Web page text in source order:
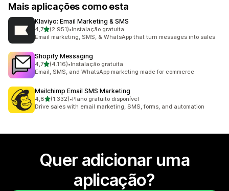
Mais aplicações como esta
Klaviyo: Email Marketing & SMS
4,7de 5 estrelas
(2.951)
2951 total de avaliações
•Instalação gratuita
Email marketing, SMS, & WhatsApp that turn messages into sales
Shopify Messaging
4,7de 5 estrelas
(4.116)
4116 total de avaliações
•Instalação gratuita
Email, SMS, and WhatsApp marketing made for commerce
Mailchimp Email SMS Marketing
4,8de 5 estrelas
(1.332)
1332 total de avaliações
•Plano gratuito disponível
Drive sales with email marketing, SMS, forms, and automation
Quer adicionar uma
aplicação?